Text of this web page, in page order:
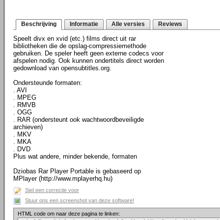
Beschrijving Informatie Alle versies Reviews
Speelt divx en xvid (etc.) films direct uit rar
bibliotheken die de opslag-compressiemethode
gebruiken. De speler heeft geen externe codecs voor
afspelen nodig. Ook kunnen ondertitels direct worden
gedownload van opensubtitles.org.
Ondersteunde formaten:
. AVI
. MPEG
. RMVB
. OGG
. RAR (ondersteunt ook wachtwoordbeveiligde
archieven)
. MKV
. MKA
. DVD
Plus wat andere, minder bekende, formaten
Dziobas Rar Player Portable is gebaseerd op
MPlayer (http://www.mplayerhq.hu)
Stel een correctie voor
Stuur ons een screenshot van deze software!
HTML code om naar deze pagina te linken: